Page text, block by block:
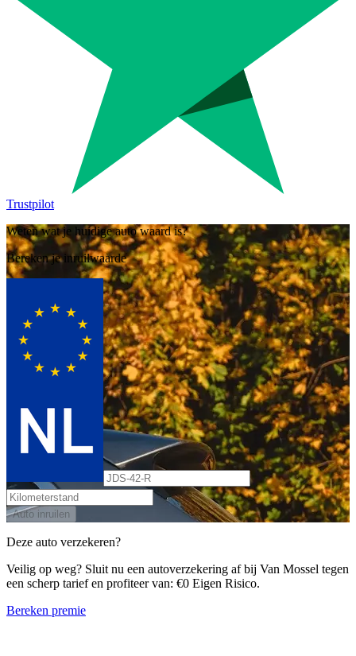
Trustpilot
Weten wat je huidige auto waard is?
Bereken je inruilwaarde
Auto inruilen
Deze auto verzekeren?
Veilig op weg? Sluit nu een autoverzekering af bij Van Mossel tegen
een scherp tarief en profiteer van: €0 Eigen Risico.
Bereken premie